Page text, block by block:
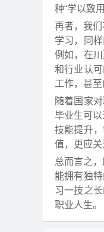
种“学以致
再者，我
学习，同
例如，在
和行业认
工作，甚至
随着国家
毕业生可
技能提升
值，更应
总而言之
能拥有独
习一技之
职业人生。